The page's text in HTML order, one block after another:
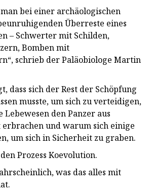
bei einer archäologischen
Überreste eines
– Schwerter mit Schilden,
Bomben mit
schrieb der Paläobiologe Martin
dass sich der Rest der Schöpfung
musste, um sich zu verteidigen,
Lebewesen den Panzer aus
und warum sich einige
um sich in Sicherheit zu graben.
Prozess Koevolution.
was das alles mit